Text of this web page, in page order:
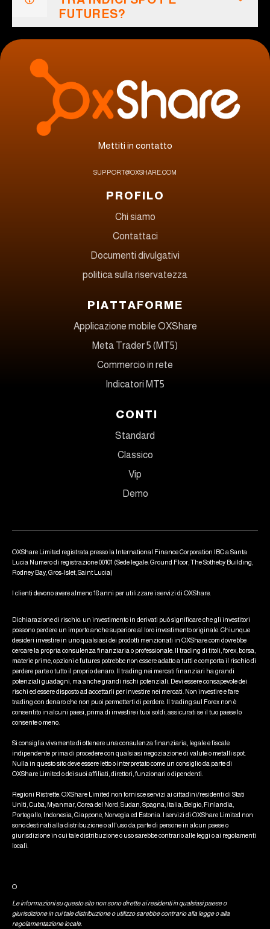
FUTURES?
Mettiti in contatto
SUPPORT@OXSHARE.COM
PROFILO
Chi siamo
Contattaci
Documenti divulgativi
politica sulla riservatezza
PIATTAFORME
Applicazione mobile OXShare
Meta Trader 5 (MT5)
Commercio in rete
Indicatori MT5
CONTI
Standard
Classico
Vip
Demo
OXShare Limited registrata presso la International Finance Corporation IBC a Santa
Lucia Numero di registrazione 00101 (Sede legale: Ground Floor, The Sotheby Building,
Rodney Bay, Gros-Islet, Saint Lucia)
I clienti devono avere almeno 18 anni per utilizzare i servizi di OXShare.
Dichiarazione di rischio: un investimento in derivati può significare che gli investitori
possono perdere un importo anche superiore al loro investimento originale. Chiunque
desideri investire in uno qualsiasi dei prodotti menzionati in OXShare.com dovrebbe
cercare la propria consulenza finanziaria o professionale. Il trading di titoli, forex, borsa,
materie prime, opzioni e futures potrebbe non essere adatto a tutti e comporta il rischio di
perdere parte o tutto il proprio denaro. Il trading nei mercati finanziari ha grandi
potenziali guadagni, ma anche grandi rischi potenziali. Devi essere consapevole dei
rischi ed essere disposto ad accettarli per investire nei mercati. Non investire e fare
trading con denaro che non puoi permetterti di perdere. Il trading sul Forex non è
consentito in alcuni paesi, prima di investire i tuoi soldi, assicurati se il tuo paese lo
consente o meno.
Si consiglia vivamente di ottenere una consulenza finanziaria, legale e fiscale
indipendente prima di procedere con qualsiasi negoziazione di valute o metalli spot.
Nulla in questo sito deve essere letto o interpretato come un consiglio da parte di
OXShare Limited o dei suoi affiliati, direttori, funzionari o dipendenti.
Regioni Ristrette: OXShare Limited non fornisce servizi ai cittadini/residenti di Stati
Uniti, Cuba, Myanmar, Corea del Nord, Sudan, Spagna, Italia, Belgio, Finlandia,
Portogallo, Indonesia, Giappone, Norvegia ed Estonia. I servizi di OXShare Limited non
sono destinati alla distribuzione o all'uso da parte di persone in alcun paese o
giurisdizione in cui tale distribuzione o uso sarebbe contrario alle leggi o ai regolamenti
locali.
O
Le informazioni su questo sito non sono dirette ai residenti in qualsiasi paese o
giurisdizione in cui tale distribuzione o utilizzo sarebbe contrario alla legge o alla
regolamentazione locale.